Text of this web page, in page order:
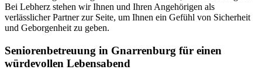
Bei Lebherz stehen wir Ihnen und Ihren Angehörigen als
verlässlicher Partner zur Seite, um Ihnen ein Gefühl von Sicherheit
und Geborgenheit zu geben.
Senioren­betreuung in Gnarrenburg für einen
würdevollen Lebensabend